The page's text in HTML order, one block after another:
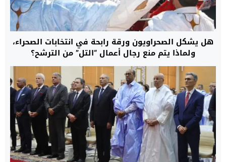
هل يشكل الصحراويون ورقة رابحة في انتخابات الصحراء،
ولماذا يتم منع رجال أعمال “التل” من الترشح؟